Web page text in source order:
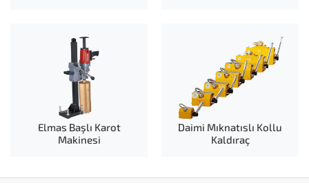
Elmas Başlı Karot
Makinesi
Daimi Mıknatıslı Kollu
Kaldıraç